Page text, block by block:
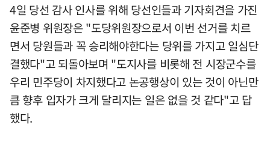
4일 당선 감사 인사를 위해 당선인들과 기자회견을 가진
윤준병 위원장은 "도당위원장으로서 이번 선거를 치르
면서 당원들과 꼭 승리해야한다는 당위를 가지고 일심단
결했다"고 되돌아보며 "도지사를 비롯해 전 시장군수를
우리 민주당이 차지했다고 논공행상이 있는 것이 아닌만
큼 향후 입자가 크게 달리지는 일은 없을 것 같다"고 답
했다.